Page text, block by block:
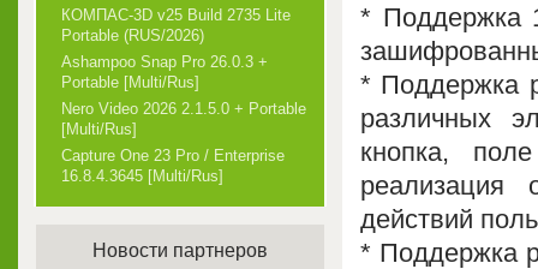
* Поддержка
* Поддержка
различных
кнопка,
реализация
действий
* Поддержка
КОМПАС-3D v25 Build 2735 Lite
Portable (RUS/2026)
Ashampoo Snap Pro 26.0.3 +
Portable [Multi/Rus]
Nero Video 2026 2.1.5.0 + Portable
[Multi/Rus]
Capture One 23 Pro / Enterprise
16.8.4.3645 [Multi/Rus]
Новости партнеров